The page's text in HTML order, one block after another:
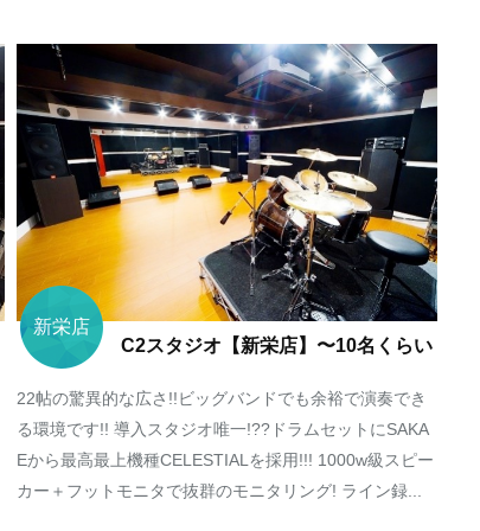
新栄店
C2スタジオ【新栄店】〜10名くらい
22帖の驚異的な広さ!!ビッグバンドでも余裕で演奏でき
る環境です!! 導入スタジオ唯一!??ドラムセットにSAKA
Eから最高最上機種CELESTIALを採用!!! 1000w級スピー
カー＋フットモニタで抜群のモニタリング! ライン録...